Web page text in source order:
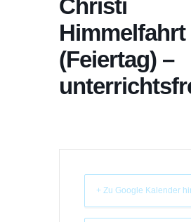
Christi
Himmelfahrt
(Feiertag) –
+ Zu Google Kalender